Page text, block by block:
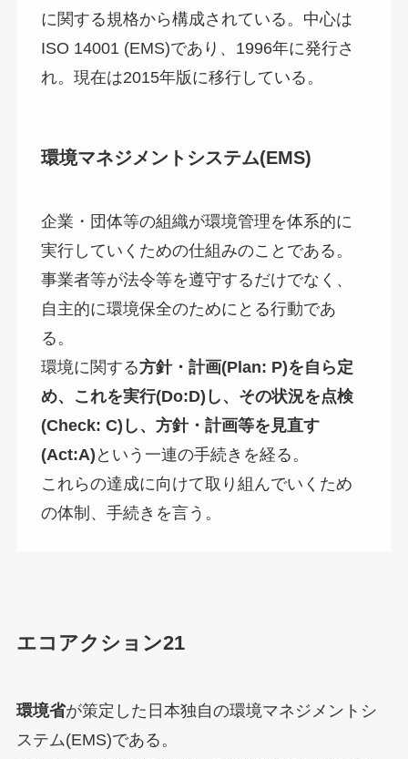
に関する規格から構成されている。中心は
ISO 14001 (EMS)であり、1996年に発行さ
れ。現在は2015年版に移行している。
環境マネジメントシステム(EMS)
企業・団体等の組織が環境管理を体系的に
実行していくための仕組みのことである。
事業者等が法令等を遵守するだけでなく、
自主的に環境保全のためにとる行動であ
る。
環境に関する方針・計画(Plan: P)を自ら定
め、これを実行(Do:D)し、その状況を点検
(Check: C)し、方針・計画等を見直す
(Act:A) という一連の手続きを経る。
これらの達成に向けて取り組んでいくため
の体制、手続きを言う。
エコアクション21
環境省が策定した日本独自の環境マネジメントシ
ステム(EMS)である。